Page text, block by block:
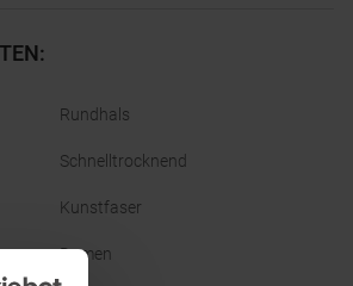
:
Rundhals
Schnelltrocknend
Kunstfaser
Damen